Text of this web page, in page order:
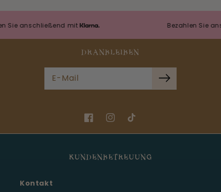
anschließend mit Bezahlen Sie
DRANBLEIBEN
E-Mail
FacebookInstagram
TikTok
KUNDENBETREUUNG
Kontakt